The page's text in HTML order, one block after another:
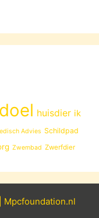
huisdier ik
Advies Schildpad
Zwembad Zwerfdier
Mpcfoundation.nl